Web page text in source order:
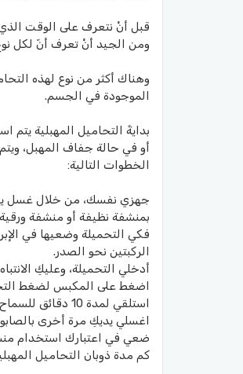
قبل أنْ نتعرف على الوقت الذي
ومن الجيد أنْ تعرف أنّ لكل
وهناك أكثر من نوع لهذه
الموجودة في الجسم.
بدايةً التحاميل المهبلية يتم
أو في حالة جفاف المهبل،
الخطوات التالية:
جهزي نفسك، من خلال غسل
بمنشفة نظيفة أو منشفة
فكي التحميلة وضعيها في
الركبتين نحو الصدر.
أدخلي التحميلة، وعليكِ
اضغط على المكبس لضغط
استلقي لمدة 10 دقائق للسماح للدواء بدخول الجسم.
اغسلي يديكِ مرة أخرى
ضعي في اعتبارك استخدام
كم مدة ذوبان التحاميل